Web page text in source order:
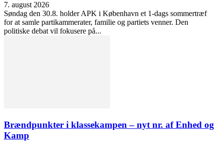
7. august 2026
Søndag den 30.8. holder APK i København et 1-dags sommertræf
for at samle partikammerater, familie og partiets venner. Den
politiske debat vil fokusere på...
Brændpunkter i klassekampen – nyt nr. af Enhed og
Kamp